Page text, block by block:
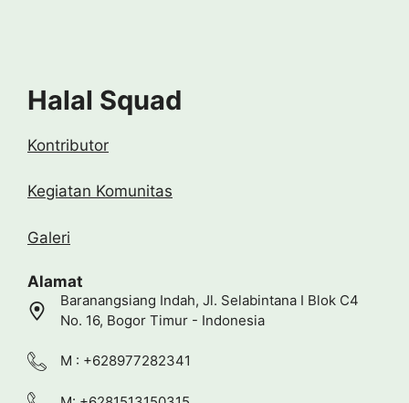
Halal Squad
Kontributor
Kegiatan Komunitas
Galeri
Alamat
Baranangsiang Indah, Jl. Selabintana I Blok C4
No. 16, Bogor Timur - Indonesia
M : +628977282341